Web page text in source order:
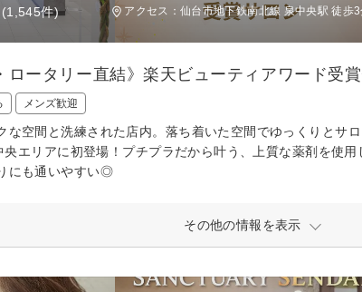
(1,545件) アクセス：仙台市地下鉄南北線 泉中央駅 徒歩3
ロータリー直結》楽天ビューティアワード受
メンズ歓迎
な空間と洗練された店内。落ち着いた空間でゆっくりとサ
エリアに初登場！プチプラだから叶う、上質な薬剤を使
にも通いやすい◎
その他の情報を表示